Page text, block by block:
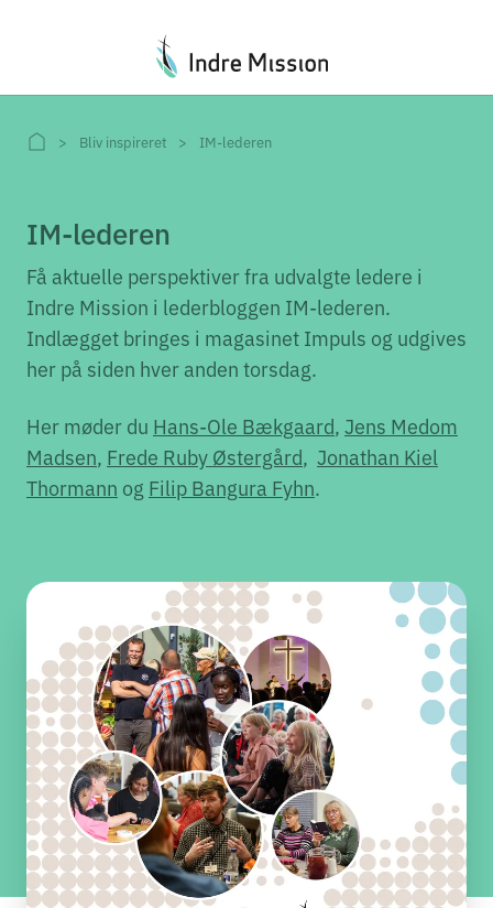
Bliv inspireret IM-lederen
IM-lederen
Få aktuelle perspektiver fra udvalgte ledere i
Indre Mission i lederbloggen IM-lederen.
Indlægget bringes i magasinet Impuls og udgives
her på siden hver anden torsdag.
Her møder du Hans-Ole Bækgaard,Jens Medom
Madsen, Frede Ruby Østergård, Jonathan Kiel
Thormann og Filip Bangura Fyhn.